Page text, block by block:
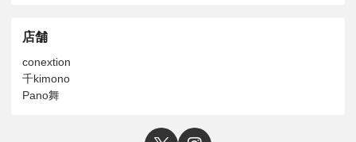
店舗
conextion
千kimono
Pano舞